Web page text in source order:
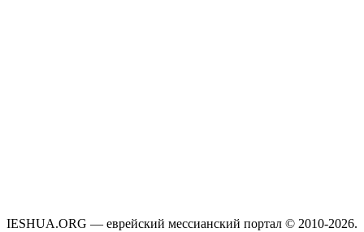
IESHUA.ORG — еврейский мессианский портал © 2010-2026.